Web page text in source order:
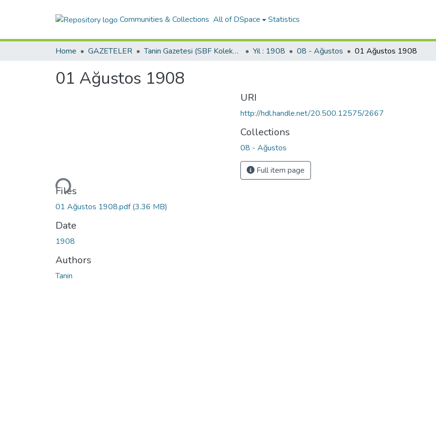
Communities & Collections All of DSpace Statistics
Home GAZETELER Tanin Gazetesi (SBF Koleksiyonundan) Yıl : 1908 08 - Ağustos 01 Ağustos 1908
01 Ağustos 1908
Loading...
Files
01 Ağustos 1908.pdf(3.36 MB)
Date
1908
Authors
Tanin
URI
http://hdl.handle.net/20.500.12575/2667
Collections
08 - Ağustos
Full item page